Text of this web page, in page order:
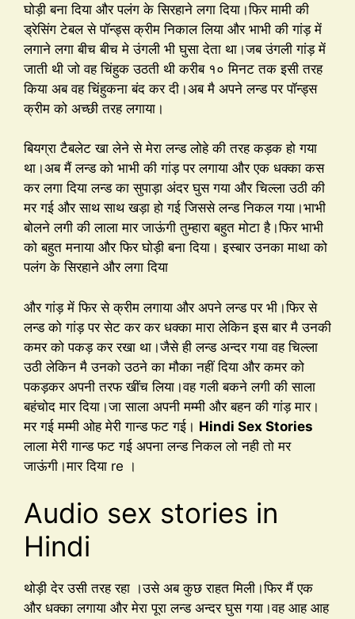
घोड़ी बना दिया और पलंग के सिरहाने लगा दिया।फिर मामी की
ड्रेसिंग टेबल से पॉन्ड्स क्रीम निकाल लिया और भाभी की गांड़ में
लगाने लगा बीच बीच मे उंगली भी घुसा देता था।जब उंगली गांड़ में
जाती थी जो वह चिंहुक उठती थी करीब १० मिनट तक इसी तरह
किया अब वह चिंहुकना बंद कर दी।अब मै अपने लन्ड पर पॉन्ड्स
क्रीम को अच्छी तरह लगाया।
बियग्रा टैबलेट खा लेने से मेरा लन्ड लोहे की तरह कड़क हो गया
था।अब मैं लन्ड को भाभी की गांड़ पर लगाया और एक धक्का कस
कर लगा दिया लन्ड का सुपाड़ा अंदर घुस गया और चिल्ला उठी की
मर गई और साथ साथ खड़ा हो गई जिससे लन्ड निकल गया।भाभी
बोलने लगी की लाला मार जाऊंगी तुम्हारा बहुत मोटा है।फिर भाभी
को बहुत मनाया और फिर घोड़ी बना दिया। इस्बार उनका माथा को
पलंग के सिरहाने और लगा दिया
और गांड़ में फिर से क्रीम लगाया और अपने लन्ड पर भी।फिर से
लन्ड को गांड़ पर सेट कर कर धक्का मारा लेकिन इस बार मै उनकी
कमर को पकड़ कर रखा था।जैसे ही लन्ड अन्दर गया वह चिल्ला
उठी लेकिन मै उनको उठने का मौका नहीं दिया और कमर को
पकड़कर अपनी तरफ खींच लिया।वह गली बकने लगी की साला
बहंचोद मार दिया।जा साला अपनी मम्मी और बहन की गांड़ मार।
मर गई मम्मी ओह मेरी गान्ड फट गई। Hindi Sex Stories
लाला मेरी गान्ड फट गई अपना लन्ड निकल लो नही तो मर
जाऊंगी।मार दिया re ।
Audio sex stories in
Hindi
थोड़ी देर उसी तरह रहा ।उसे अब कुछ राहत मिली।फिर मैं एक
और धक्का लगाया और मेरा पूरा लन्ड अन्दर घुस गया।वह आह आह